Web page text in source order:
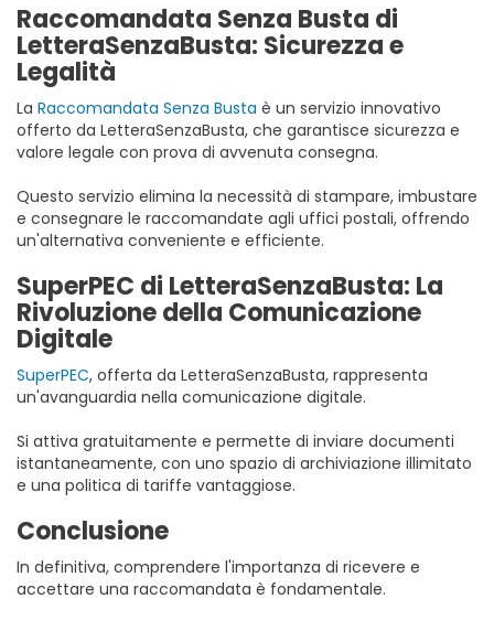
Raccomandata Senza Busta di
LetteraSenzaBusta: Sicurezza e
Legalità
La Raccomandata Senza Busta è un servizio innovativo
offerto da LetteraSenzaBusta, che garantisce sicurezza e
valore legale con prova di avvenuta consegna.
Questo servizio elimina la necessità di stampare, imbustare
e consegnare le raccomandate agli uffici postali, offrendo
un'alternativa conveniente e efficiente.
SuperPEC di LetteraSenzaBusta: La
Rivoluzione della Comunicazione
Digitale
SuperPEC, offerta da LetteraSenzaBusta, rappresenta
un'avanguardia nella comunicazione digitale.
Si attiva gratuitamente e permette di inviare documenti
istantaneamente, con uno spazio di archiviazione illimitato
e una politica di tariffe vantaggiose.
Conclusione
In definitiva, comprendere l'importanza di ricevere e
accettare una raccomandata è fondamentale.